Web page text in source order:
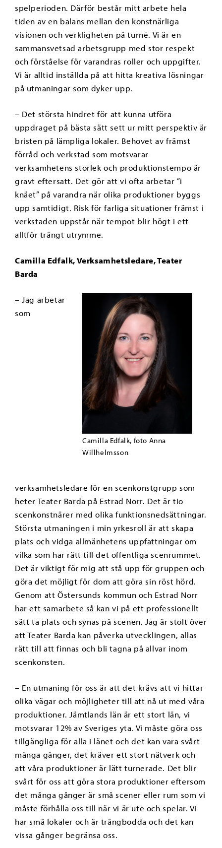
spelperioden. Därför består mitt arbete hela
tiden av en balans mellan den konstnärliga
visionen och verkligheten på turné. Vi är en
sammansvetsad arbetsgrupp med stor respekt
och förståelse för varandras roller och uppgifter.
Vi är alltid inställda på att hitta kreativa lösningar
på utmaningar som dyker upp.
– Det största hindret för att kunna utföra
uppdraget på bästa sätt sett ur mitt perspektiv är
bristen på lämpliga lokaler. Behovet av främst
förråd och verkstad som motsvarar
verksamhetens storlek och produktionstempo är
gravt eftersatt. Det gör att vi ofta arbetar ”i
knäet” på varandra när olika produktioner byggs
upp samtidigt. Risk för farliga situationer främst i
verkstaden uppstår när tempot blir högt i ett
alltför trångt utrymme.
Camilla Edfalk, Verksamhetsledare, Teater
Barda
Camilla Edfalk, foto Anna
Willhelmsson
– Jag arbetar
som
verksamhetsledare för en scenkonstgrupp som
heter Teater Barda på Estrad Norr. Det är tio
scenkonstnärer med olika funktionsnedsättningar.
Största utmaningen i min yrkesroll är att skapa
plats och vidga allmänhetens uppfattningar om
vilka som har rätt till det offentliga scenrummet.
Det är viktigt för mig att stå upp för gruppen och
göra det möjligt för dom att göra sin röst hörd.
Genom att Östersunds kommun och Estrad Norr
har ett samarbete så kan vi på ett professionellt
sätt ta plats och synas på scenen. Jag är stolt över
att Teater Barda kan påverka utvecklingen, allas
rätt till att finnas och bli tagna på allvar inom
scenkonsten.
– En utmaning för oss är att det krävs att vi hittar
olika vägar och möjligheter till att nå ut med våra
produktioner. Jämtlands län är ett stort län, vi
motsvarar 12% av Sveriges yta. Vi måste göra oss
tillgängliga för alla i länet och det kan vara svårt
många gånger, det kräver ett stort nätverk och
att våra produktioner är lätt turnerade. Det blir
svårt för oss att göra stora produktioner eftersom
det många gånger är små scener eller rum som vi
måste förhålla oss till när vi är ute och spelar. Vi
har små lokaler och är trångbodda och det kan
vissa gånger begränsa oss.